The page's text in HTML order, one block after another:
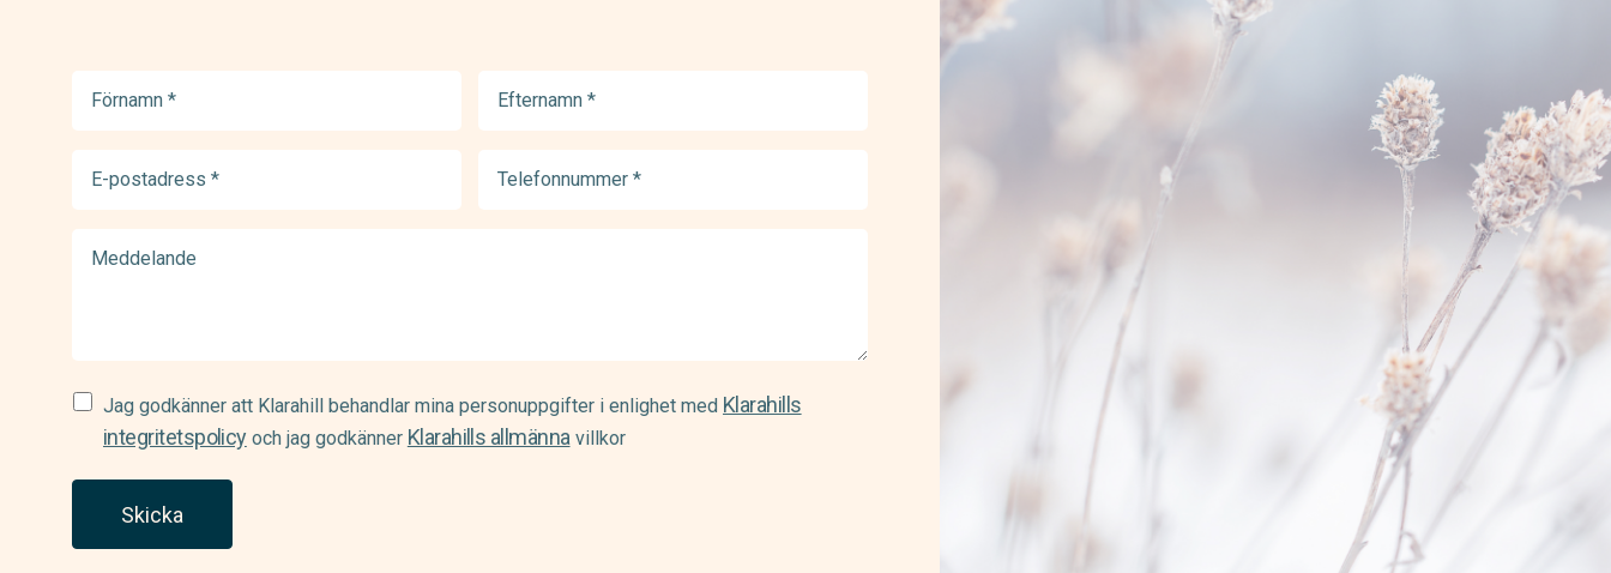
postadress
Samtycke
(Required)
Jag godkänner att Klarahill behandlar mina personuppgifter i enlighet med Klarahills
integritetspolicyoch jag godkänner Klarahills allmännavillkor
Skicka